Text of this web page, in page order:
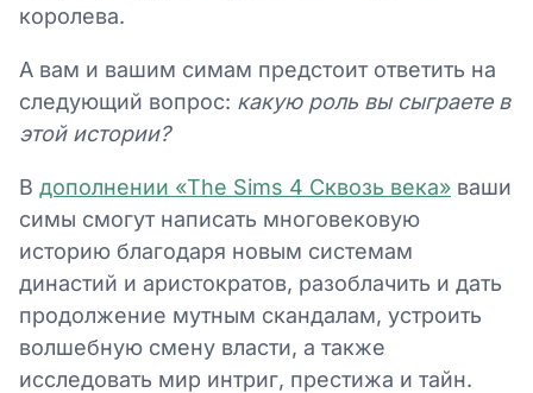
королева.
А вам и вашим симам предстоит ответить на
следующий вопрос: какую роль вы сыграете в
этой истории?
В дополнении «The Sims 4 Сквозь века» ваши
симы смогут написать многовековую
историю благодаря новым системам
династий и аристократов, разоблачить и дать
продолжение мутным скандалам, устроить
волшебную смену власти, а также
исследовать мир интриг, престижа и тайн.